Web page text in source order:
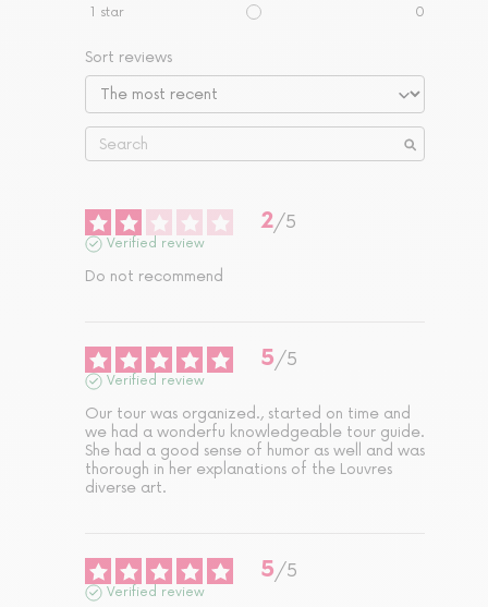
1 star 0
Sort reviews
2/5
Verified review
Do not recommend
5/5
Verified review
Our tour was organized., started on time and
we had a wonderfu knowledgeable tour guide.
She had a good sense of humor as well and was
thorough in her explanations of the Louvres
diverse art.
5/5
Verified review